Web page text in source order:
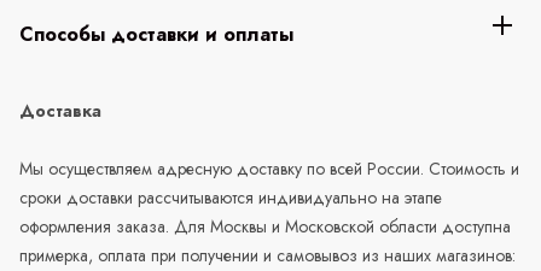
Способы доставки и оплаты
Доставка
Мы осуществляем адресную доставку по всей России. Стоимость и
сроки доставки рассчитываются индивидуально на этапе
оформления заказа. Для Москвы и Московской области доступна
примерка, оплата при получении и самовывоз из наших магазинов: